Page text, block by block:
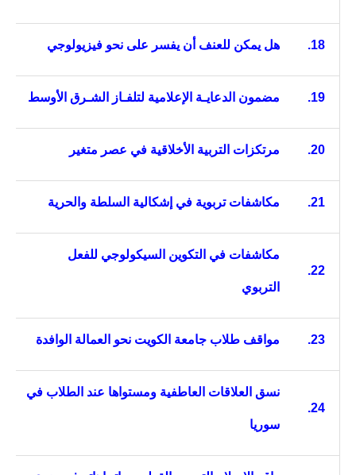
18. هل يمكن للعنف أن يفسر على نحو فيزيولوجي
19. مضمون الدعايـة الإعلامية لتلفـاز الشـرق الأوسط
20. مرتكزات التربية الأخلاقية في عصر متغير
21. مكاشفات تربوية في إشكالية السلطة والحرية
22.
مكاشفات في التكوين السيكولوجي للفعل
التربوي
23. مواقف طلاب جامعة الكويت نحو العمالة الوافدة
24.
نسق العلاقات العاطفية ومستواها عند الطلاب في
سوريا